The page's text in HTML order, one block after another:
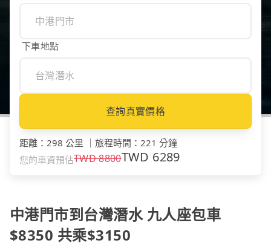
下車地點
查詢真實價格
距離 ： 298 公里 旅程時間 ： 221 分鐘
您的車資預估TWD8800TWD 6289
中港門市到台灣潛水 九人座包車
$8350 共乘$3150